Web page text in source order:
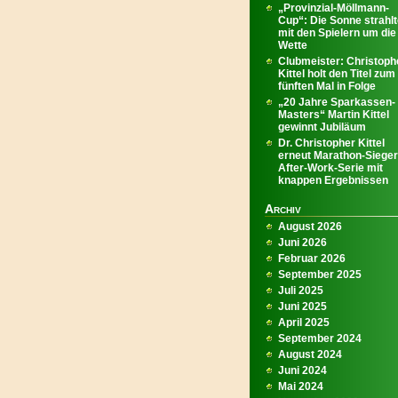
„Provinzial-Möllmann-
Cup“: Die Sonne
mit den Spielern um die
Wette
Clubmeister:
Kittel holt den Titel zum
fünften Mal in Folge
„20 Jahre Sparkassen-
Masters“ Martin Kittel
gewinnt Jubiläum
Dr. Christopher Kittel
erneut Marathon-Sieger
After-Work-Serie mit
knappen Ergebnissen
Archiv
August 2026
Juni 2026
Februar 2026
September 2025
Juli 2025
Juni 2025
April 2025
September 2024
August 2024
Juni 2024
Mai 2024